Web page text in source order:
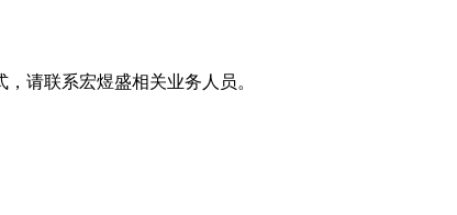
请联系宏煜盛相关业务人员。